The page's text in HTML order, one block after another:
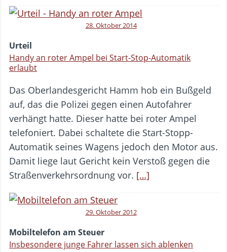
28. Oktober 2014
Urteil
Handy an roter Ampel bei Start-Stop-Automatik
erlaubt
Das Oberlandesgericht Hamm hob ein Bußgeld
auf, das die Polizei gegen einen Autofahrer
verhängt hatte. Dieser hatte bei roter Ampel
telefoniert. Dabei schaltete die Start-Stopp-
Automatik seines Wagens jedoch den Motor aus.
Damit liege laut Gericht kein Verstoß gegen die
Straßenverkehrsordnung vor. […]
29. Oktober 2012
Mobiltelefon am Steuer
Insbesondere junge Fahrer lassen sich ablenken